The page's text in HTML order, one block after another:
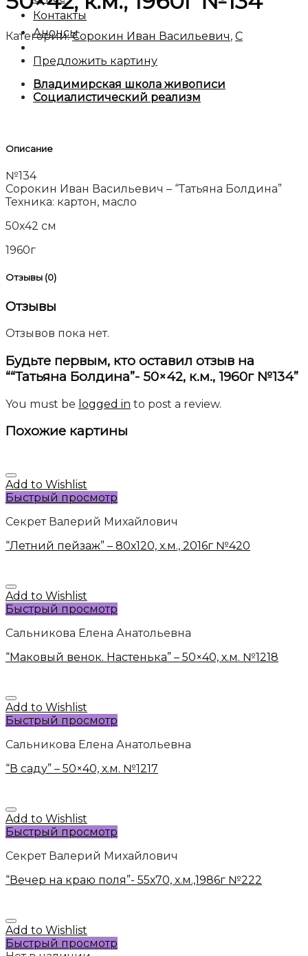
Контакты
Анонсы
Предложить картину
Категории:Сорокин Иван Васильевич, C
Владимирская школа живописи
Социалистический реализм
Описание
№134
Сорокин Иван Васильевич – “Татьяна Болдина”
Техника: картон, масло
50х42 см
1960г
Отзывы (0)
Отзывы
Отзывов пока нет.
Будьте первым, кто оставил отзыв на
““Татьяна Болдина”- 50×42, к.м., 1960г №134”
You must be logged in to post a review.
Похожие картины
Add to Wishlist
Быстрый просмотр
Секрет Валерий Михайлович
“Летний пейзаж” – 80х120, х.м., 2016г №420
Add to Wishlist
Быстрый просмотр
Сальникова Елена Анатольевна
“Маковый венок. Настенька” – 50×40, х.м. №1218
Add to Wishlist
Быстрый просмотр
Сальникова Елена Анатольевна
“В саду” – 50×40, х.м. №1217
Add to Wishlist
Быстрый просмотр
Секрет Валерий Михайлович
“Вечер на краю поля”- 55х70, х.м.,1986г №222
Add to Wishlist
Быстрый просмотр